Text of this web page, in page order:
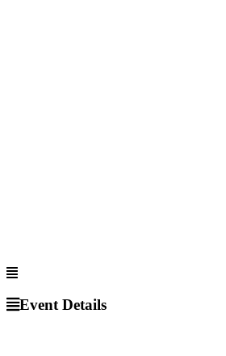
Event Details